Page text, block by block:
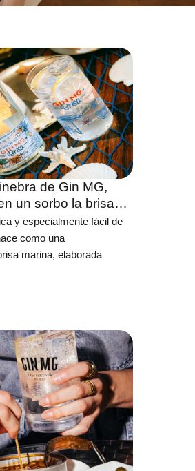
de Gin MG,
un sorbo la brisa
noches junto al mar
y especialmente fácil de
como una
marina, elaborada